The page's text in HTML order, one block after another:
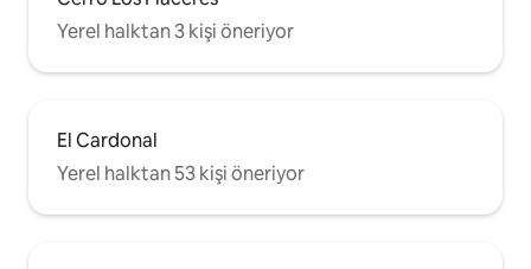
Yerel halktan 3 kişi öneriyor
El Cardonal
Yerel halktan 53 kişi öneriyor